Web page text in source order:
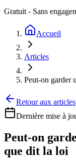
Gratuit - Sans
Accueil
Articles
Peut-on garder
Retour aux articles
Dernière mise à
Peut-on
que dit la loi